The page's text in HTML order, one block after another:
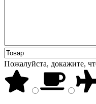
Пожалуйста, докажите,